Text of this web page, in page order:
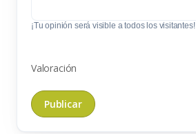
¡Tu opinión será visible a todos los visitantes!
Valoración